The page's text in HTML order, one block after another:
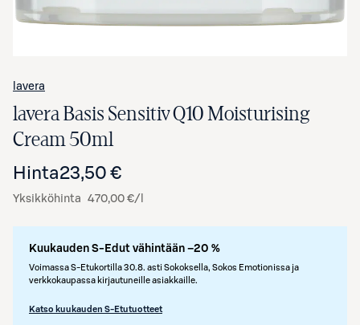
lavera
lavera Basis Sensitiv Q10 Moisturising
Cream 50ml
Hinta23,50 €
Yksikköhinta 470,00 €/l
Kuukauden S-Edut vähintään –20 %
Voimassa S-Etukortilla 30.8. asti Sokoksella, Sokos Emotionissa ja
verkkokaupassa kirjautuneille asiakkaille.
Katso kuukauden S-Etutuotteet